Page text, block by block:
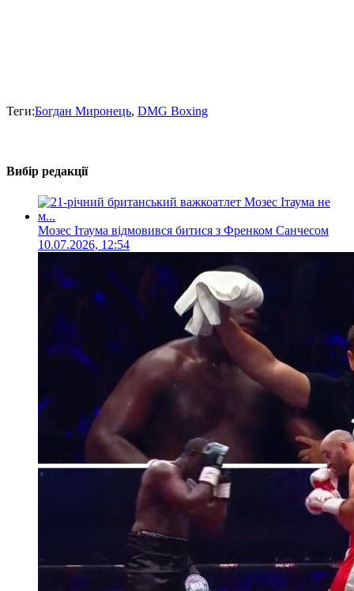
Теги:Богдан Миронець, DMG Boxing
Вибір редакції
Мозес Ітаума відмовився битися з Френком Санчесом
10.07.2026, 12:54